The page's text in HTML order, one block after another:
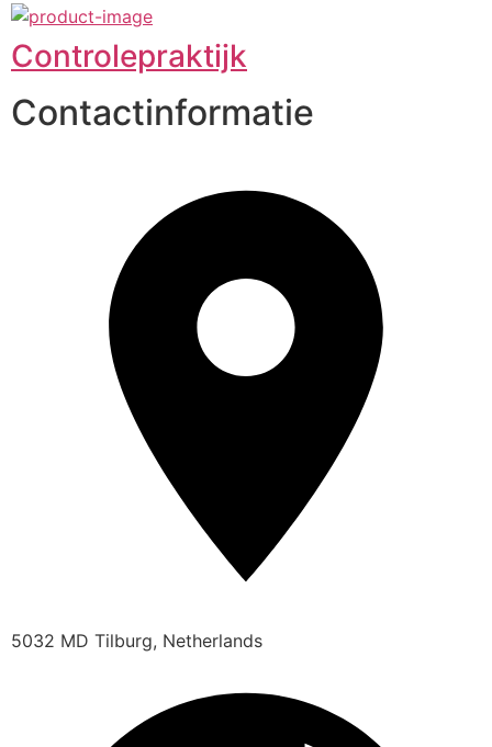
Controlepraktijk
Contactinformatie
5032 MD Tilburg, Netherlands